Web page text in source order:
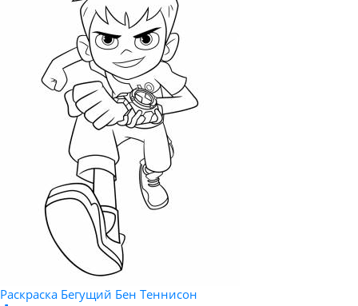
Раскраска Бегущий Бен Теннисон